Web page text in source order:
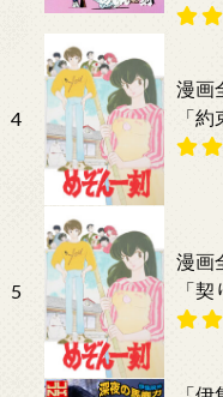
4
漫画
「約
5
漫画
「契